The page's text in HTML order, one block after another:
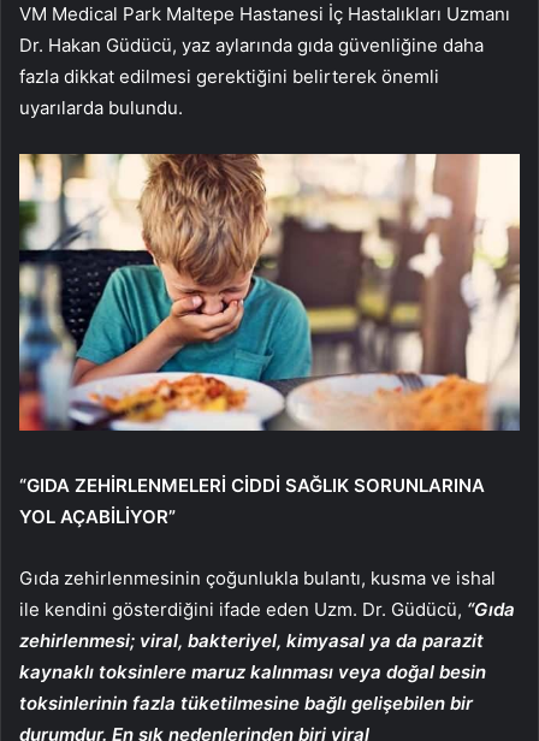
VM Medical Park Maltepe Hastanesi İç Hastalıkları Uzmanı
Dr. Hakan Güdücü, yaz aylarında gıda güvenliğine daha
fazla dikkat edilmesi gerektiğini belirterek önemli
uyarılarda bulundu.
“GIDA ZEHİRLENMELERİ CİDDİ SAĞLIK SORUNLARINA
YOL AÇABİLİYOR”
Gıda zehirlenmesinin çoğunlukla bulantı, kusma ve ishal
ile kendini gösterdiğini ifade eden Uzm. Dr. Güdücü, “Gıda
zehirlenmesi; viral, bakteriyel, kimyasal ya da parazit
kaynaklı toksinlere maruz kalınması veya doğal besin
toksinlerinin fazla tüketilmesine bağlı gelişebilen bir
durumdur. En sık nedenlerinden biri viral